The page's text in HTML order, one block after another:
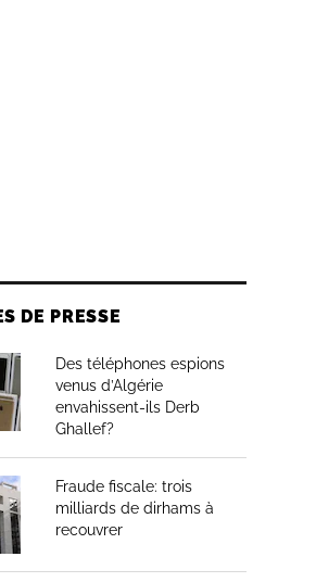
DE PRESSE
Des téléphones espions
venus d’Algérie
envahissent-ils Derb
Ghallef?
Fraude fiscale: trois
milliards de dirhams à
recouvrer